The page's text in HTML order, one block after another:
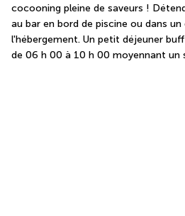
cocooning pleine de saveurs !
au bar en bord de piscine ou dans
l'hébergement. Un petit déjeuner
de 06 h 00 à 10 h 00 moyennant un